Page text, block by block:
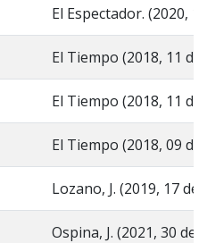
El Espectador. (2020,
El Tiempo (2018, 11
El Tiempo (2018, 11
El Tiempo (2018, 09
Lozano, J. (2019, 17
Ospina, J. (2021, 30